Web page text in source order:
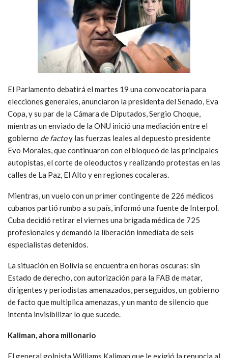
El Parlamento debatirá el martes 19 una convocatoria para
elecciones generales, anunciaron la presidenta del Senado, Eva
Copa, y su par de la Cámara de Diputados, Sergio Choque,
mientras un enviado de la ONU inició una mediación entre el
gobierno de factoy las fuerzas leales al depuesto presidente
Evo Morales, que continuaron con el bloqueó de las principales
autopistas, el corte de oleoductos y realizando protestas en las
calles de La Paz, El Alto y en regiones cocaleras.
Mientras, un vuelo con un primer contingente de 226 médicos
cubanos partió rumbo a su país, informó una fuente de Interpol.
Cuba decidió retirar el viernes una brigada médica de 725
profesionales y demandó la liberación inmediata de seis
especialistas detenidos.
La situación en Bolivia se encuentra en horas oscuras: sin
Estado de derecho, con autorización para la FAB de matar,
dirigentes y periodistas amenazados, perseguidos, un gobierno
de facto que multiplica amenazas, y un manto de silencio que
intenta invisibilizar lo que sucede.
Kaliman, ahora millonario